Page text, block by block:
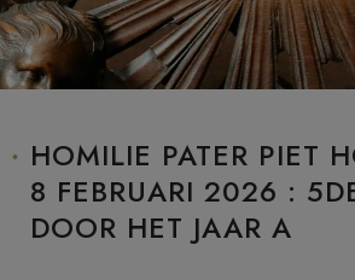
HOMILIE PATER PIET
8 FEBRUARI 2026 :
DOOR HET JAAR A